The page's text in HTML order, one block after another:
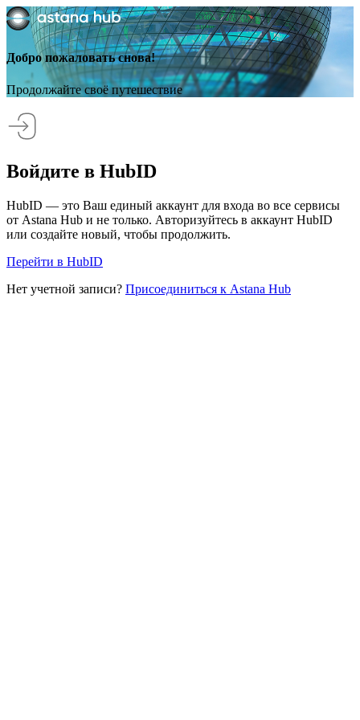
Добро пожаловать снова!
Продолжайте своё путешествие
Войдите в HubID
HubID — это Ваш единый аккаунт для входа во все сервисы
от Astana Hub и не только. Авторизуйтесь в аккаунт HubID
или создайте новый, чтобы продолжить.
Перейти в HubID
Нет учетной записи? Присоединиться к Astana Hub